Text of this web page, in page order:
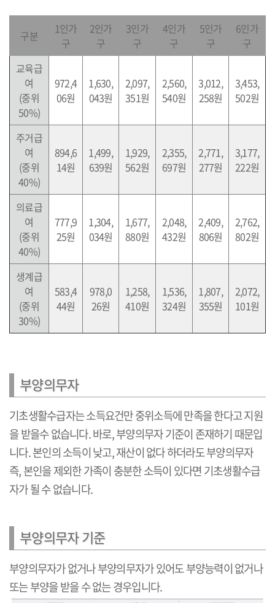
구분
1인가
구
2인가
구
3인가
구
4인가
구
5인가
구
6인가
구
교육급
여
(중위
50%)
972,4
06원
1,630,
043원
2,097,
351원
2,560,
540원
3,012,
258원
3,453,
502원
주거급
여
(중위
40%)
894,6
14원
1,499,
639원
1,929,
562원
2,355,
697원
2,771,
277원
3,177,
222원
의료급
여
(중위
40%)
777,9
25원
1,304,
034원
1,677,
880원
2,048,
432원
2,409,
806원
2,762,
802원
생계급
여
(중위
30%)
583,4
44원
978,0
26원
1,258,
410원
1,536,
324원
1,807,
355원
2,072,
101원
부양의무자
기초생활수급자는 소득요건만 중위소득에 만족을 한다고 지원
을 받을수 없습니다. 바로, 부양의무자 기준이 존재하기 때문입
니다. 본인의 소득이 낮고, 재산이 없다 하더라도 부양의무자
즉, 본인을 제외한 가족이 충분한 소득이 있다면 기초생활수급
자가 될 수 없습니다.
부양의무자 기준
부양의무자가 없거나 부양의무자가 있어도 부양능력이 없거나
또는 부양을 받을 수 없는 경우입니다.